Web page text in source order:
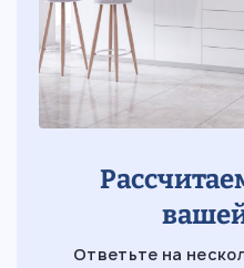
Ответьте на